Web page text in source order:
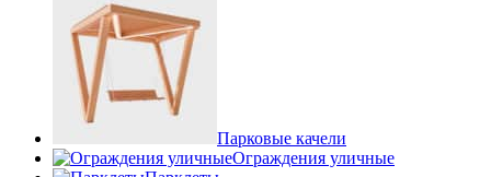
Парковые качели
Ограждения уличные